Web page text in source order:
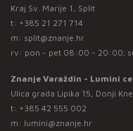
Kraj Sv. Marije 1, Split
t: +385 21 271 714
m: split@znanje.hr
rv: pon - pet 08:00 - 20:00;
Znanje Varaždin - Lumini
Ulica grada Lipika 15, Donji
t: +385 42 555 002
m: lumini@znanje.hr